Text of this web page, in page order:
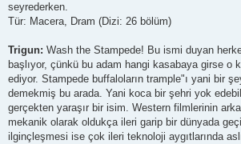
seyrederken.
Tür: Macera, Dram (Dizi: 26 bölüm)
Trigun: Wash the Stampede! Bu ismi duyan
başlıyor, çünkü bu adam hangi kasabaya girse o
ediyor. Stampede buffaloların trample"ı yani bir
demekmiş bu arada. Yani koca bir şehri yok
gerçekten yaraşır bir isim. Western filmlerinin
mekanik olarak oldukça ileri garip bir dünyada
ilginçleşmesi ise çok ileri teknoloji aygıtlarında